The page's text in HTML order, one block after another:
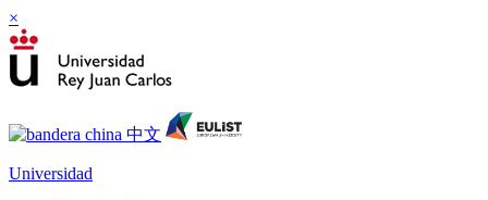
×
Universidad